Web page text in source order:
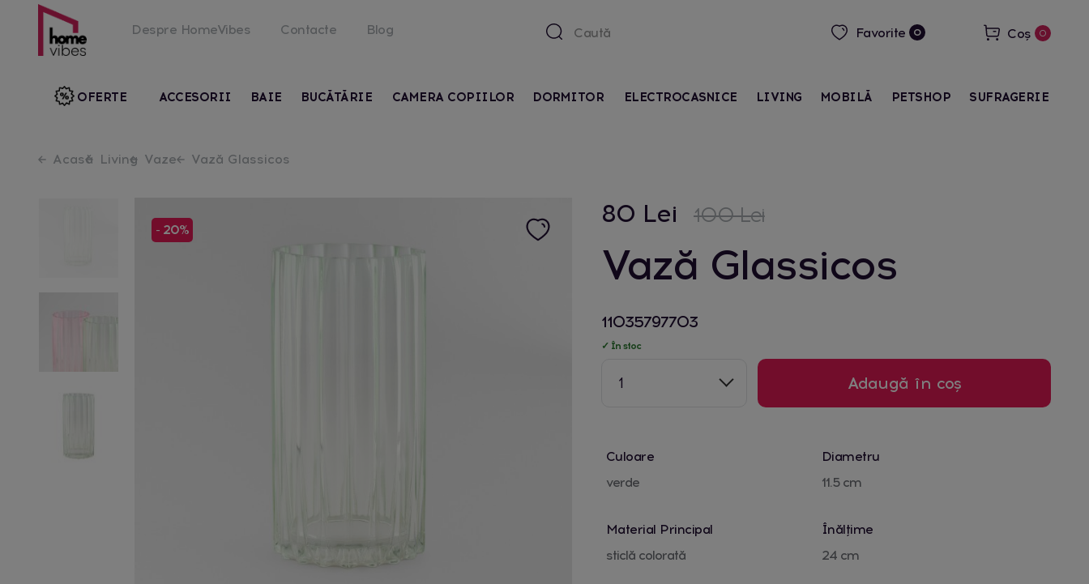
Despre HomeVibes Contacte Blog Favorite 0 Coș 0
ACCESORII BAIE BUCĂTĂRIE CAMERA COPIILOR DORMITOR ELECTROCASNICE LIVING MOBILĂ
OFERTE PETSHOP SUFRAGERIE
Acasă Living Vaze Vază Glassicos
- 20%
80 Lei 100 Lei
Vază Glassicos
11035797703
✓ În stoc
1 Adaugă în coș
Culoare
verde
Diametru
11.5 cm
Material Principal
sticlă colorată
Înălțime
24 cm